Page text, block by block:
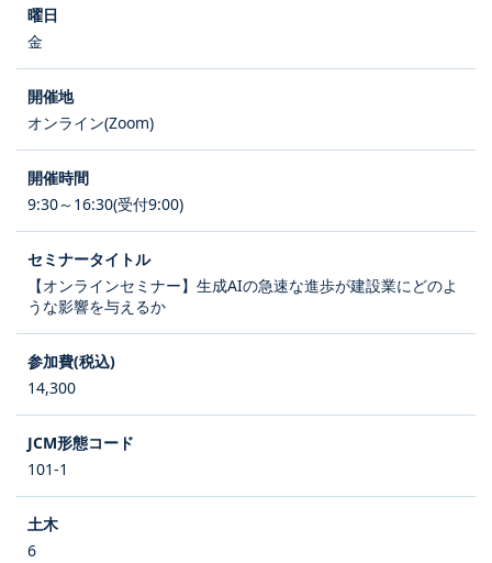
金
オンライン(Zoom)
9:30～16:30(受付9:00)
【オンラインセミナー】生成AIの急速な進歩が建設業にどのよ
うな影響を与えるか
14,300
101-1
6